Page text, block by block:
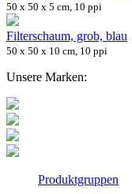
50 x 50 x 5 cm, 10 ppi
Filterschaum, grob, blau
50 x 50 x 10 cm, 10 ppi
Unsere Marken:
Produktgruppen